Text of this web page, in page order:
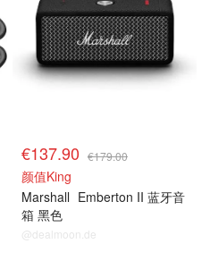
€137.90 €179.00
颜值King
Marshall Emberton II 蓝牙音
箱 黑色
@dealmoon.de